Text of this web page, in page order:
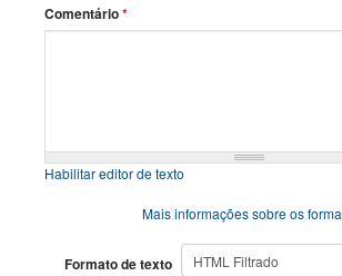
Comentário*
Habilitar editor de texto
Mais informações sobre os
Formato de texto